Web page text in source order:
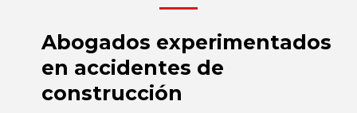
Abogados experimentados
en accidentes de
construcción